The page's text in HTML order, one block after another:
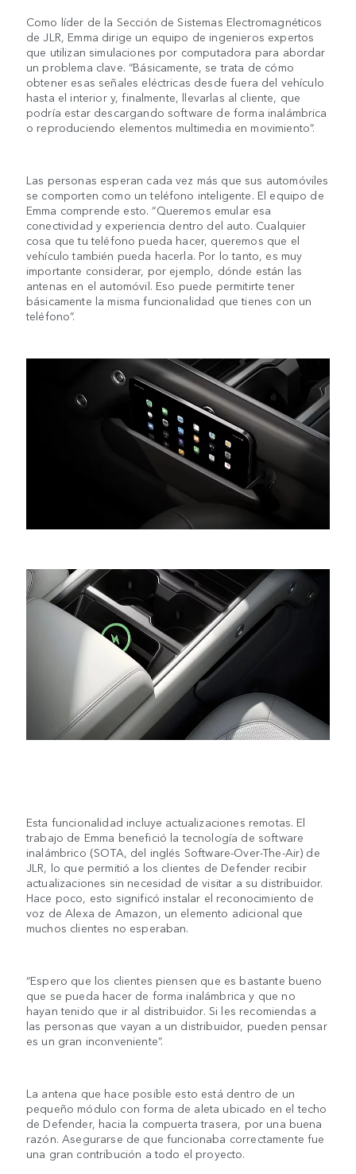
Como líder de la Sección de Sistemas Electromagnéticos
de JLR, Emma dirige un equipo de ingenieros expertos
que utilizan simulaciones por computadora para abordar
un problema clave. “Básicamente, se trata de cómo
obtener esas señales eléctricas desde fuera del vehículo
hasta el interior y, finalmente, llevarlas al cliente, que
podría estar descargando software de forma inalámbrica
o reproduciendo elementos multimedia en movimiento”.
Las personas esperan cada vez más que sus automóviles
se comporten como un teléfono inteligente. El equipo de
Emma comprende esto. “Queremos emular esa
conectividad y experiencia dentro del auto. Cualquier
cosa que tu teléfono pueda hacer, queremos que el
vehículo también pueda hacerla. Por lo tanto, es muy
importante considerar, por ejemplo, dónde están las
antenas en el automóvil. Eso puede permitirte tener
básicamente la misma funcionalidad que tienes con un
teléfono”.
Esta funcionalidad incluye actualizaciones remotas. El
trabajo de Emma benefició la tecnología de software
inalámbrico (SOTA, del inglés Software-Over-The-Air) de
JLR, lo que permitió a los clientes de Defender recibir
actualizaciones sin necesidad de visitar a su distribuidor.
Hace poco, esto significó instalar el reconocimiento de
voz de Alexa de Amazon, un elemento adicional que
muchos clientes no esperaban.
“Espero que los clientes piensen que es bastante bueno
que se pueda hacer de forma inalámbrica y que no
hayan tenido que ir al distribuidor. Si les recomiendas a
las personas que vayan a un distribuidor, pueden pensar
es un gran inconveniente”.
La antena que hace posible esto está dentro de un
pequeño módulo con forma de aleta ubicado en el techo
de Defender, hacia la compuerta trasera, por una buena
razón. Asegurarse de que funcionaba correctamente fue
una gran contribución a todo el proyecto.